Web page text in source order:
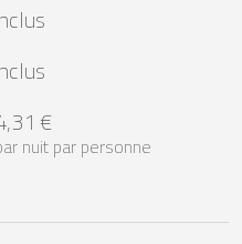
€
nuit par personne